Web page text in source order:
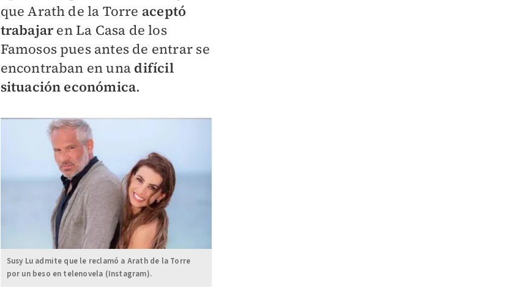
que Arath de la Torre aceptó
trabajaren La Casa de los
Famosos pues antes de entrar se
encontraban en una difícil
situación económica.
Susy Lu admite que le reclamó a Arath de la Torre
por un beso en telenovela (Instagram).